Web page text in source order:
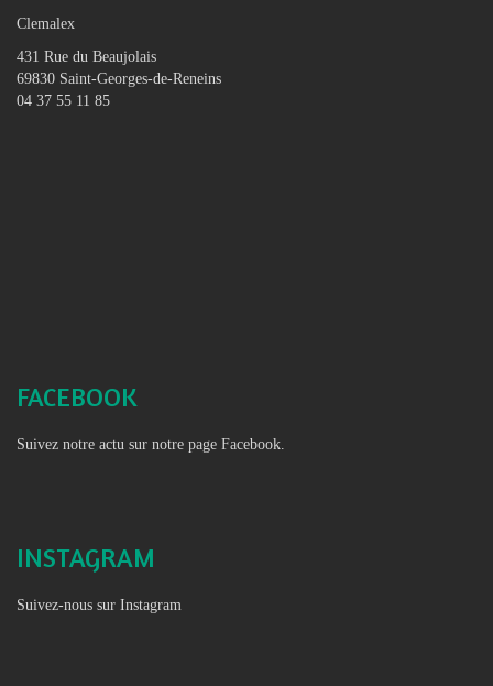
Clemalex
431 Rue du Beaujolais
69830 Saint-Georges-de-Reneins
04 37 55 11 85
FACEBOOK
Suivez notre actu sur notre page Facebook.
INSTAGRAM
Suivez-nous sur Instagram